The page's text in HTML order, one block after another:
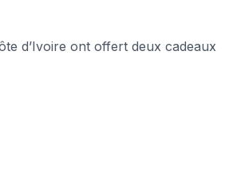
d’Ivoire ont offert deux cadeaux